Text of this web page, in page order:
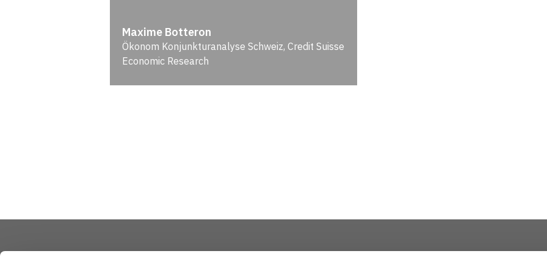
Maxime Botteron
Ökonom Konjunktur­analyse Schweiz, Credit Suisse
Economic Research